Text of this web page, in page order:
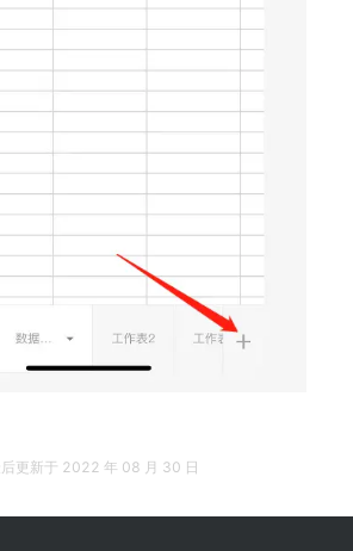
后更新于 2022 年 08 月 30 日